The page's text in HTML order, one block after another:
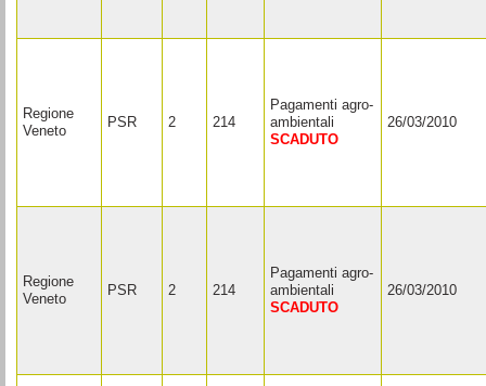
Regione
Veneto
PSR 2 214
Pagamenti agro-
ambientali
SCADUTO
26/03/2010
Regione
Veneto
PSR 2 214
Pagamenti agro-
ambientali
SCADUTO
26/03/2010